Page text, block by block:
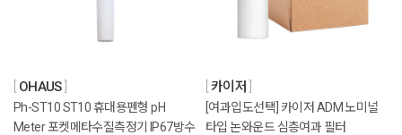
OHAUS
Ph-ST10 ST10 휴대용펜형 pH
Meter 포켓메타수질측정기 IP67방수
카이저
[여과입도선택] 카이저 ADM 노미널
타입 논와운드 심층여과 필터